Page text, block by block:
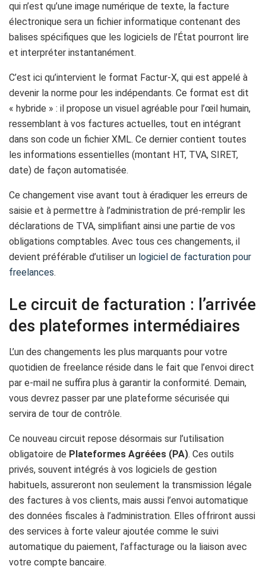
qui n’est qu’une image numérique de texte, la facture
électronique sera un fichier informatique contenant des
balises spécifiques que les logiciels de l’État pourront lire
et interpréter instantanément.
C’est ici qu’intervient le format Factur-X, qui est appelé à
devenir la norme pour les indépendants. Ce format est dit
« hybride » : il propose un visuel agréable pour l’œil humain,
ressemblant à vos factures actuelles, tout en intégrant
dans son code un fichier XML. Ce dernier contient toutes
les informations essentielles (montant HT, TVA, SIRET,
date) de façon automatisée.
Ce changement vise avant tout à éradiquer les erreurs de
saisie et à permettre à l’administration de pré-remplir les
déclarations de TVA, simplifiant ainsi une partie de vos
obligations comptables. Avec tous ces changements, il
devient préférable d’utiliser un logiciel de facturation pour
freelances.
Le circuit de facturation : l’arrivée
des plateformes intermédiaires
L’un des changements les plus marquants pour votre
quotidien de freelance réside dans le fait que l’envoi direct
par e-mail ne suffira plus à garantir la conformité. Demain,
vous devrez passer par une plateforme sécurisée qui
servira de tour de contrôle.
Ce nouveau circuit repose désormais sur l’utilisation
obligatoire de Plateformes Agréées (PA). Ces outils
privés, souvent intégrés à vos logiciels de gestion
habituels, assureront non seulement la transmission légale
des factures à vos clients, mais aussi l’envoi automatique
des données fiscales à l’administration. Elles offriront aussi
des services à forte valeur ajoutée comme le suivi
automatique du paiement, l’affacturage ou la liaison avec
votre compte bancaire.